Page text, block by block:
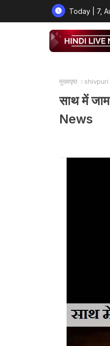
Today | 7,
मुख्यपृष्ठ shivpuri
साथ में
News